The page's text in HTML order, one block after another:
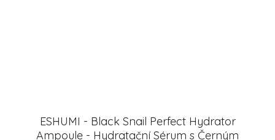
ESHUMI - Black Snail Perfect Hydrator
Ampoule - Hydratační Sérum s Černým